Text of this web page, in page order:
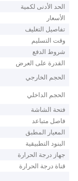
الحد الأدنى لكمية
الأسعار
تفاصيل التغليف
وقت التسليم
شروط الدفع
القدرة على العرض
الحجم الخارجي
الحجم الداخلي
فتحة الشاشة
فاصل متباعد
المعيار المطبق
البنود التطبيقية
جهاز درجة الحرارة
قناة درجة الحرارة